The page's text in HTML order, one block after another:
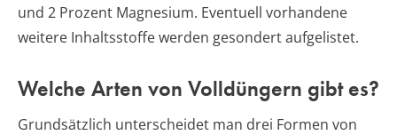
und 2 Prozent Magnesium. Eventuell vorhandene
weitere Inhaltsstoffe werden gesondert aufgelistet.
Welche Arten von Volldüngern gibt es?
Grundsätzlich unterscheidet man drei Formen von